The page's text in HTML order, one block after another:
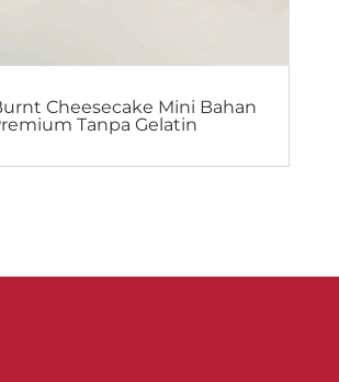
Cheesecake Mini Bahan
Tanpa Gelatin